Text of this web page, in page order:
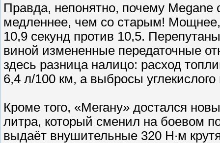
Правда, непонятно, почему Megane
медленнее, чем со старым! Мощнее,
10,9 секунд против 10,5.
виной измененные передаточные
здесь разница налицо: расход
6,4 л/100 км, а выбросы
Кроме того, «Мегану» достался
литра, который сменил на боевом
выдаёт внушительные 320 Н∙м